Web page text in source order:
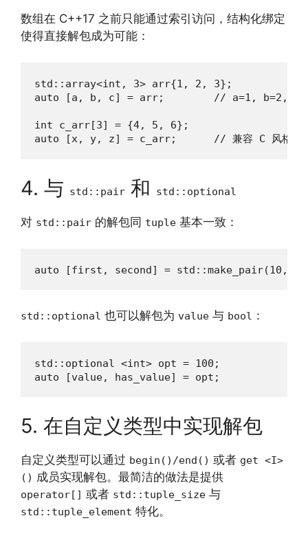
数组在 C++17 之前只能通过索引访问，结构化绑定
使得直接解包成为可能：
std::array<int, 3> arr{1, 2, 3};
auto [a, b, c] = arr;        // a=1, b=2,
int c_arr[3] = {4, 5, 6};
auto [x, y, z] = c_arr;      // 兼容 C 风格数
4. 与 std::pair 和 std::optional
对 std::pair 的解包同 tuple 基本一致：
auto [first, second] = std::make_pair(10,
std::optional 也可以解包为 value 与 bool ：
std::optional <int> opt = 100;
auto [value, has_value] = opt;
5. 在自定义类型中实现解包
自定义类型可以通过 begin()/end() 或者 get <I>
() 成员实现解包。最简洁的做法是提供
operator[] 或者 std::tuple_size 与
std::tuple_element 特化。